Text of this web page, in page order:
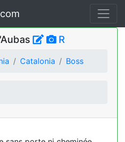
R
Catalonia Boss